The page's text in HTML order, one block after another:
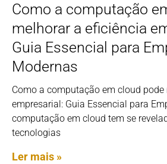
Como a computação
melhorar a eficiência
Guia Essencial para
Modernas
Como a computação em cloud
empresarial: Guia Essencial para
computação em cloud tem se
tecnologias
Ler mais »